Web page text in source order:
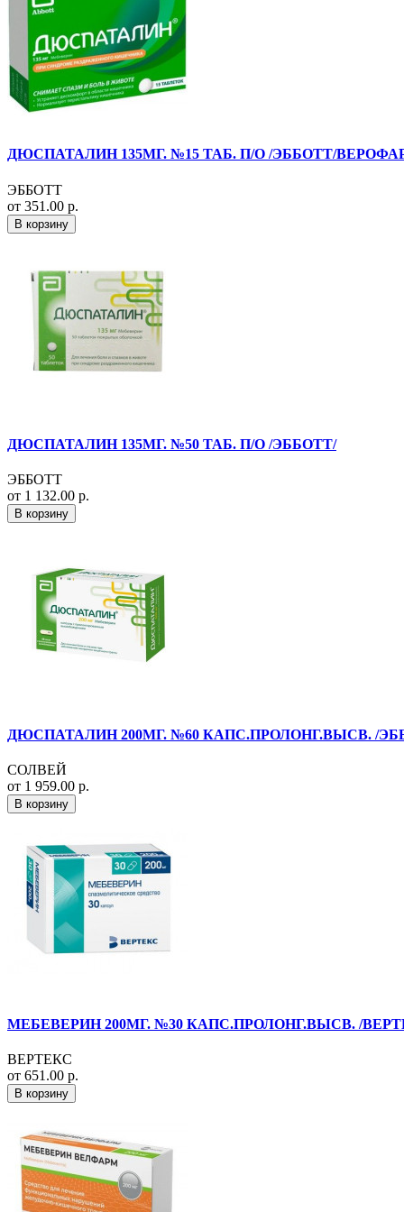
ДЮСПАТАЛИН 135МГ. №15 ТАБ. П/О /ЭББОТТ/
ЭББОТТ
от 351.00 р.
В корзину
ДЮСПАТАЛИН 135МГ. №50 ТАБ. П/О /ЭББОТТ/
ЭББОТТ
от 1 132.00 р.
В корзину
ДЮСПАТАЛИН 200МГ. №60 КАПС.ПРОЛОНГ.ВЫСВ. /
СОЛВЕЙ
от 1 959.00 р.
В корзину
МЕБЕВЕРИН 200МГ. №30 КАПС.ПРОЛОНГ.ВЫСВ. /
ВЕРТЕКС
от 651.00 р.
В корзину